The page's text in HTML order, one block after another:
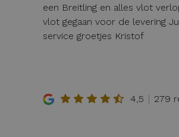
een Breitling en alles vlot
vlot gegaan voor de levering
service groetjes Kristof
4,5 279